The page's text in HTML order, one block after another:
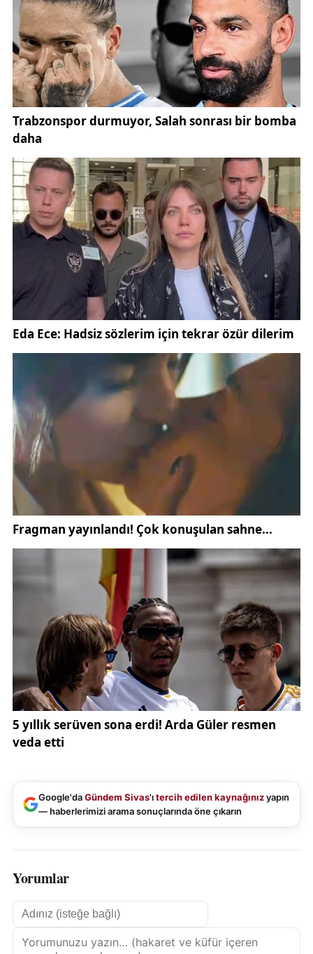
Google'daGündem Sivas'ıtercih edilen kaynağınızyapın
— haberlerimizi arama sonuçlarında öne çıkarın
Yorumlar